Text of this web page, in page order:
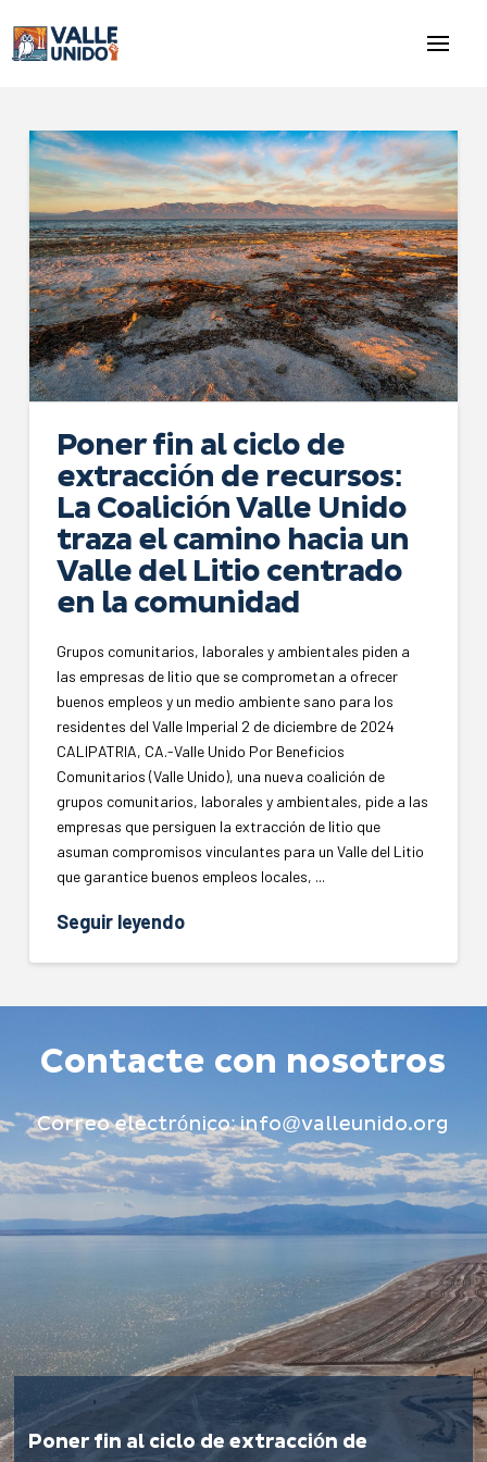
Poner fin al ciclo de
extracción de recursos:
La Coalición Valle Unido
traza el camino hacia un
Valle del Litio centrado
en la comunidad
Grupos comunitarios, laborales y ambientales piden a
las empresas de litio que se comprometan a ofrecer
buenos empleos y un medio ambiente sano para los
residentes del Valle Imperial 2 de diciembre de 2024
CALIPATRIA, CA.-Valle Unido Por Beneficios
Comunitarios (Valle Unido), una nueva coalición de
grupos comunitarios, laborales y ambientales, pide a las
empresas que persiguen la extracción de litio que
asuman compromisos vinculantes para un Valle del Litio
que garantice buenos empleos locales, ...
Seguir leyendo
Contacte con nosotros
Correo electrónico:info@valleunido.org
Poner fin al ciclo de extracción de